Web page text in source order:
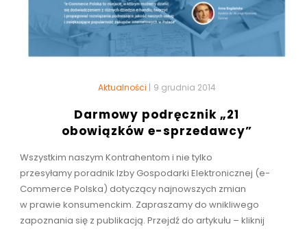
Aktualności | 9 grudnia 2014
Darmowy podręcznik „21
obowiązków e-sprzedawcy”
Wszystkim naszym Kontrahentom i nie tylko
przesyłamy poradnik Izby Gospodarki Elektronicznej (e-
Commerce Polska) dotyczący najnowszych zmian
w prawie konsumenckim. Zapraszamy do wnikliwego
zapoznania się z publikacją. Przejdź do artykułu – kliknij